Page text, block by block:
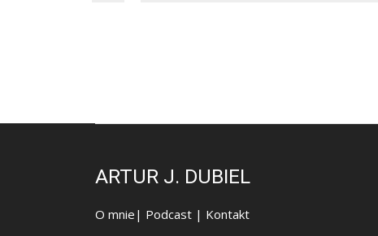
ARTUR J. DUBIEL
O mnie | Podcast | Kontakt